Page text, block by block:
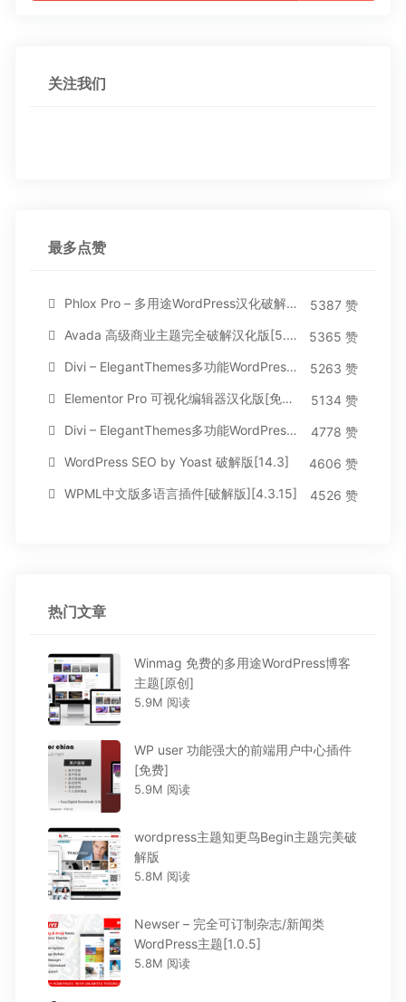
关注我们
最多点赞
Phlox Pro – 多用途WordPress汉化破解主题[5.1.12]
5387 赞
Avada 高级商业主题完全破解汉化版[5.8.2]
5365 赞
Divi – ElegantThemes多功能WordPress主题[汉化版4.4.2]
5263 赞
Elementor Pro 可视化编辑器汉化版[免费持续更新]
5134 赞
Divi – ElegantThemes多功能WordPress主题[汉化版3.1.95]
4778 赞
WordPress SEO by Yoast 破解版[14.3]
4606 赞
WPML中文版多语言插件[破解版][4.3.15]
4526 赞
热门文章
Winmag 免费的多用途WordPress博客
主题[原创]
5.9M 阅读
WP user 功能强大的前端用户中心插件
[免费]
5.9M 阅读
wordpress主题知更鸟Begin主题完美破
解版
5.8M 阅读
Newser – 完全可订制杂志/新闻类
WordPress主题[1.0.5]
5.8M 阅读